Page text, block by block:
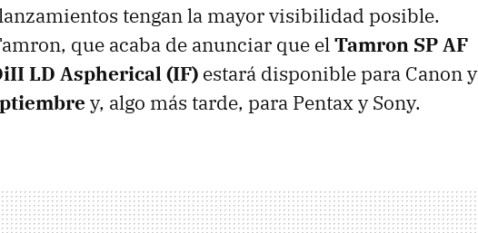
tengan la mayor visibilidad posible.
que acaba de anunciar que elTamron SP AF
LD Aspherical (IF) estará disponible para Canon y
y, algo más tarde, para Pentax y Sony.